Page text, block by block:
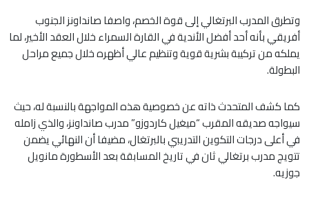
​وتطرق المدرب البرتغالي إلى قوة الخصم، واصفا صانداونز الجنوب
أفريقي بأنه أحد أفضل الأندية في القارة السمراء خلال العقد الأخير، لما
يملكه من تركيبة بشرية قوية وتنظيم عالي أظهره خلال جميع مراحل
البطولة.
​كما كشف المتحدث ذاته عن خصوصية هذه المواجهة بالنسبة له، حيث
سيواجه صديقه المقرب “ميغيل كاردوزو” مدرب صانداونز، والذي زامله
في أعلى درجات التكوين التدريبي بالبرتغال، مضيفا أن النهائي يضمن
تتويج مدرب برتغالي ثان في تاريخ المسابقة بعد الأسطورة مانويل
جوزيه.